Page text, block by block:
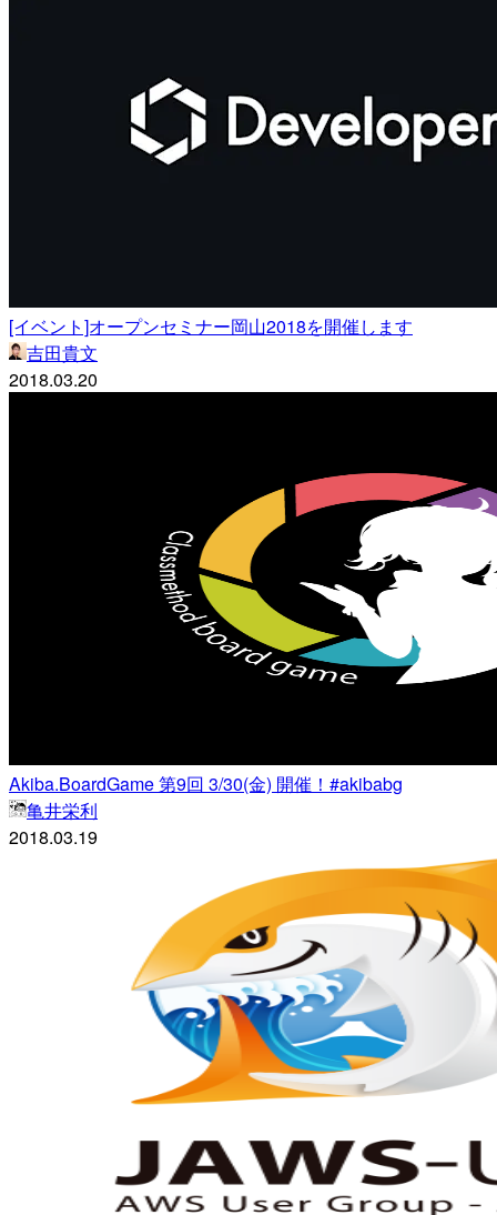
[イベント]オープンセミナー岡山2018を開催します
吉田貴文
2018.03.20
Akiba.BoardGame 第9回 3/30(金) 開催！#akibabg
亀井栄利
2018.03.19